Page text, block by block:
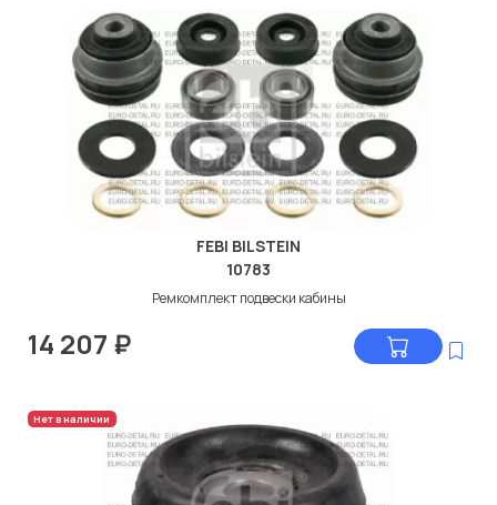
FEBI BILSTEIN
10783
Ремкомплект подвески кабины
14 207 ₽
Нет в наличии